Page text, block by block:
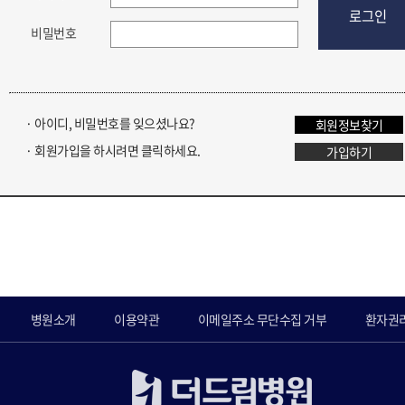
비밀번호
로그인
· 아이디, 비밀번호를 잊으셨나요?
회원정보찾기
· 회원가입을 하시려면 클릭하세요.
가입하기
병원소개 이용약관 이메일주소 무단수집 거부 환자권